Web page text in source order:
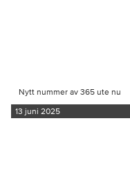
Nytt nummer av 365 ute nu
13 juni 2025